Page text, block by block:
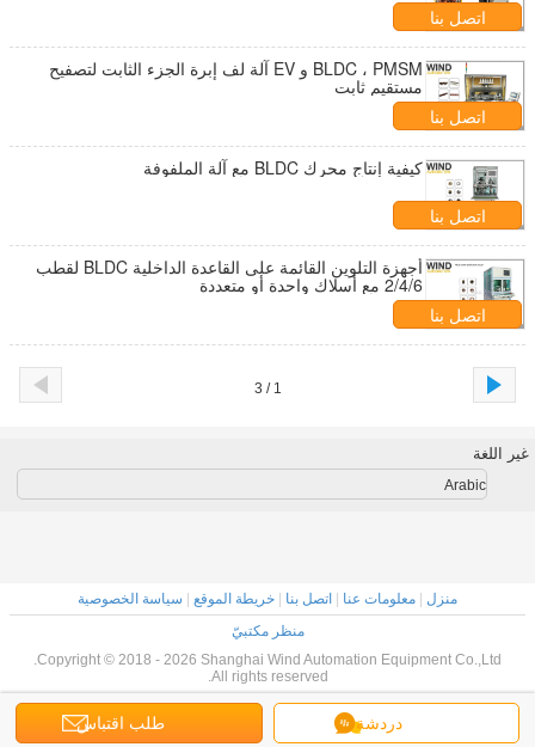
اتصل بنا
BLDC ، PMSM و EV آلة لف إبرة الجزء الثابت لتصفيح
مستقيم ثابت
اتصل بنا
كيفية إنتاج محرك BLDC مع آلة الملفوفة
اتصل بنا
أجهزة التلوين القائمة على القاعدة الداخلية BLDC لقطب
2/4/6 مع أسلاك واحدة أو متعددة
اتصل بنا
1 / 3
دردشة طلب اقتباس
غير اللغة
Arabic
منزل معلومات عنا اتصل بنا خريطة الموقع
سياسة الخصوصية
منظر مكتبيّ
Copyright © 2018 - 2026 Shanghai Wind Automation Equipment Co.,Ltd.
All rights reserved.